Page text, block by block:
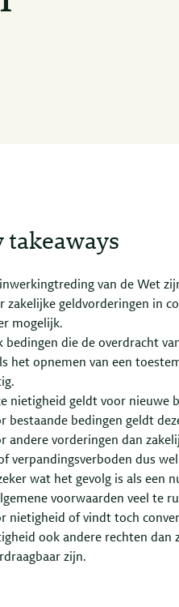
takeaways
van de Wet
zakelijke geldvorderingen in
mogelijk.
bedingen die de overdracht
het opnemen van een
nietigheid geldt voor nieuwe
bestaande bedingen geldt
andere vorderingen dan
verpandingsverboden dus
wat het gevolg is als een
voorwaarden veel te
nietigheid of vindt toch
ook andere rechten dan
zijn.